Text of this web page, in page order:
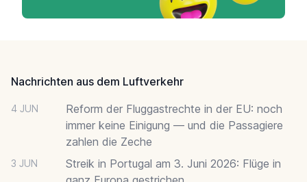
Nachrichten aus dem Luftverkehr
4 JUN
Reform der Fluggastrechte in der EU: noch
immer keine Einigung — und die Passagiere
zahlen die Zeche
3 JUN
Streik in Portugal am 3. Juni 2026: Flüge in